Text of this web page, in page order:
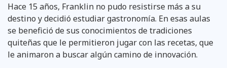
Hace 15 años, Franklin no pudo resistirse más a su
destino y decidió estudiar gastronomía. En esas aulas
se benefició de sus conocimientos de tradiciones
quiteñas que le permitieron jugar con las recetas, que
le animaron a buscar algún camino de innovación.